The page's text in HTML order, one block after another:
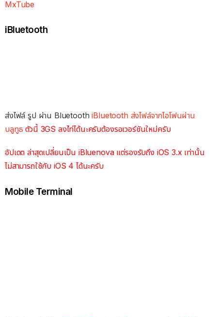
MxTube
iBluetooth
ส่งไฟล์ รูป ผ่าน BluetoothiBluetooth ส่งไฟล์จากไอโฟนผ่าน
บลูทูธ ตัวนี้ 3GS ลงไ่ท่ได้นะครับต้องรอเวอร์ชันใหม่ครับ
อัปเดต ล่าสุดเปลี่ยนเป็น iBluenova แต่รองรับถึง iOS 3.x เท่านั้น
ไม่สามารถใช้กับ iOS 4 ได้นะครับ
Mobile Terminal